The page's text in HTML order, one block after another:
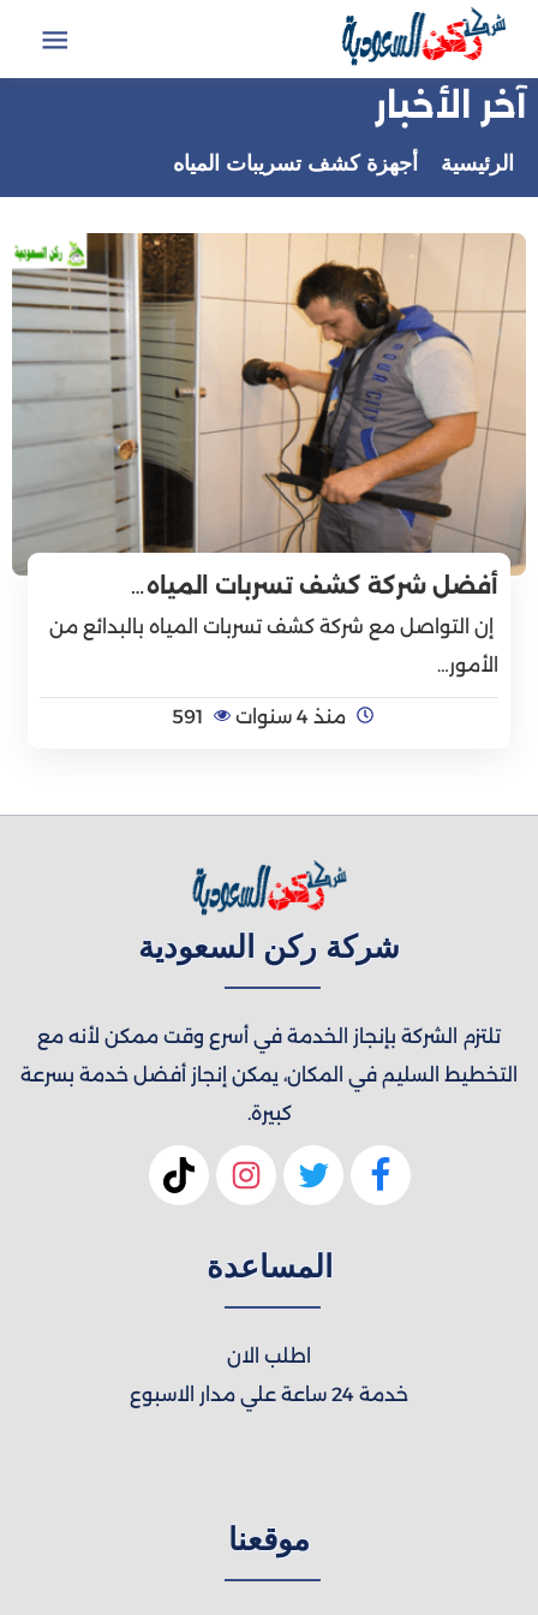
التجاوز
المحتوى
آخر الأخبار
الرئيسية أجهزة كشف تسريبات المياه
أفضل شركة كشف تسربات المياه…
إن التواصل مع شركة كشف تسربات المياه بالبدائع من
الأمور…
منذ 4 سنوات 591
شركة ركن السعودية
تلتزم الشركة بإنجاز الخدمة في أسرع وقت ممكن لأنه مع
التخطيط السليم في المكان، يمكن إنجاز أفضل خدمة بسرعة
كبيرة.
المساعدة
اطلب الان
خدمة 24 ساعة علي مدار الاسبوع
موقعنا